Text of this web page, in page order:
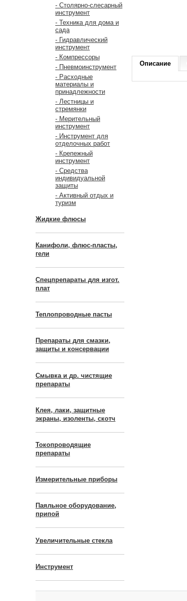
- Столярно-слесарный
инструмент
- Техника для дома и
сада
- Гидравлический
инструмент
- Компрессоры
- Пневмоинструмент
- Расходные
материалы и
принадлежности
- Лестницы и
стремянки
- Мерительный
инструмент
- Инструмент для
отделочных работ
- Крепежный
инструмент
- Средства
индивидуальной
защиты
- Активный отдых и
туризм
Жидкие флюсы
Канифоли, флюс-пласты,
гели
Спецпрепараты для изгот.
плат
Теплопроводные пасты
Препараты для смазки,
защиты и консервации
Смывка и др. чистящие
препараты
Клея, лаки, защитные
экраны, изоленты, скотч
Токопроводящие
препараты
Измерительные приборы
Паяльное оборудование,
припой
Увеличительные стекла
Инструмент
Описание